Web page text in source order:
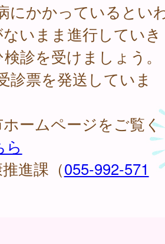
にかかっているとい
いまま進行していき
診を受けましょう。
診票を発送していま
ームページをご覧く
ら
進課（055-992-571